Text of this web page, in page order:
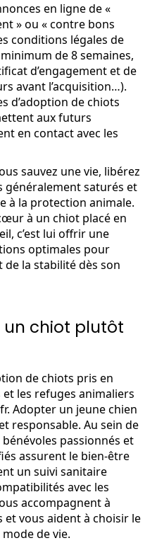
en ligne de «
» ou « contre bons
conditions légales de
de 8 semaines,
d’engagement et de
avant l’acquisition…).
d’adoption de chiots
aux futurs
en contact avec les
sauvez une vie, libérez
généralement saturés et
à la protection animale.
à un chiot placé en
c’est lui offrir une
optimales pour
la stabilité dès son
chiot plutôt
de chiots pris en
les refuges animaliers
Adopter un jeune chien
responsable. Au sein de
passionnés et
assurent le bien-être
un suivi sanitaire
avec les
accompagnent à
et vous aident à choisir le
de vie.